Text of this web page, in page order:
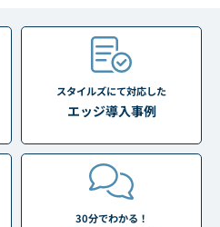
スタイルズにて対応した
エッジ導入事例
30分でわかる！